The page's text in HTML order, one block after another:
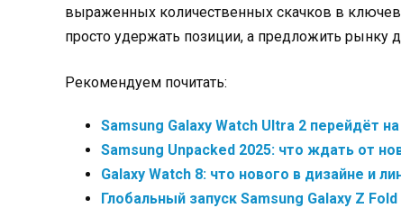
выраженных количественных скачков в
просто удержать позиции, а предложить рынку
Рекомендуем почитать:
Samsung Galaxy Watch Ultra 2 перейдёт
Samsung Unpacked 2025: что ждать от
Galaxy Watch 8: что нового в дизайне и
Глобальный запуск Samsung Galaxy Z